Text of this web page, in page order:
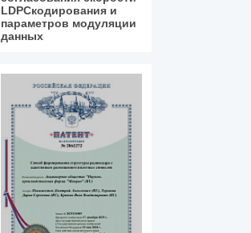
LDPCкодирования и
параметров модуляции
данных